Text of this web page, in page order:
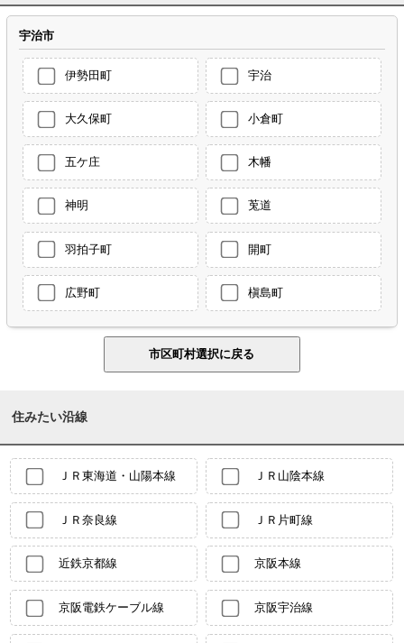
宇治市
伊勢田町 宇治
大久保町 小倉町
五ケ庄 木幡
神明 莵道
羽拍子町 開町
広野町 槇島町
住みたい沿線
ＪＲ東海道・山陽本線 ＪＲ山陰本線
ＪＲ奈良線 ＪＲ片町線
近鉄京都線 京阪本線
京阪電鉄ケーブル線 京阪宇治線